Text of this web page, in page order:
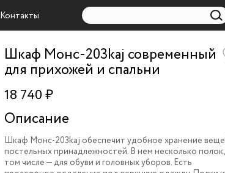
Контакты
Шкаф Монс-203kaj современный
для прихожей и спальни
18 740 ₽
Описание
Шкаф Монс-203kaj обеспечит удобное хранение
постельных принадлежностей. В нем несколько полок,
том числе — для обуви и головных уборов. Есть